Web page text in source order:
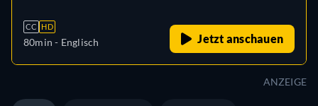
CC HD
80min - Englisch Jetzt anschauen
ANZEIGE